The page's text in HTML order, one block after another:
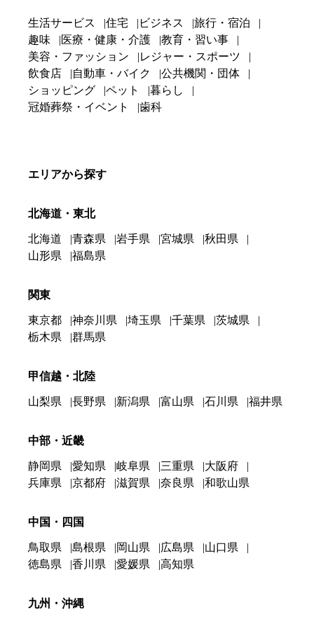
生活サービス 住宅 ビジネス
旅行・宿泊
趣味
医療・健康・介護
教育・習い事
美容・ファッション
レジャー・スポーツ
飲食店
自動車・バイク
公共機関・団体
ショッピング
ペット
暮らし
冠婚葬祭・イベント
歯科
エリアから探す
北海道・東北
北海道 青森県 岩手県 宮城県
秋田県
山形県
福島県
関東
東京都 神奈川県 埼玉県 千葉県
茨城県
栃木県
群馬県
甲信越・北陸
山梨県 長野県 新潟県 富山県 石川県 福井県
中部・近畿
静岡県 愛知県 岐阜県 三重県
大阪府
兵庫県
京都府 滋賀県 奈良県 和歌山県
中国・四国
鳥取県 島根県 岡山県 広島県
山口県
徳島県
香川県 愛媛県 高知県
九州・沖縄